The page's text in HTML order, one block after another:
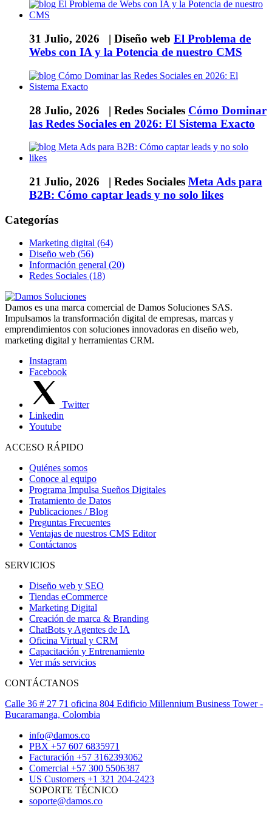
31 Julio, 2026 | Diseño web El Problema de
Webs con IA y la Potencia de nuestro CMS
28 Julio, 2026 | Redes Sociales Cómo Dominar
las Redes Sociales en 2026: El Sistema Exacto
21 Julio, 2026 | Redes Sociales Meta Ads para
B2B: Cómo captar leads y no solo likes
Categorías
Marketing digital (64)
Diseño web (56)
Información general (20)
Redes Sociales (18)
Damos es una marca comercial de Damos Soluciones SAS.
Impulsamos la transformación digital de empresas, marcas y
emprendimientos con soluciones innovadoras en diseño web,
marketing digital y herramientas CRM.
Instagram
Facebook
Twitter
Linkedin
Youtube
ACCESO RÁPIDO
Quiénes somos
Conoce al equipo
Programa Impulsa Sueños Digitales
Tratamiento de Datos
Publicaciones / Blog
Preguntas Frecuentes
Ventajas de nuestros CMS Editor
Contáctanos
SERVICIOS
Diseño web y SEO
Tiendas eCommerce
Marketing Digital
Creación de marca & Branding
ChatBots y Agentes de IA
Oficina Virtual y CRM
Capacitación y Entrenamiento
Ver más servicios
CONTÁCTANOS
Calle 36 # 27 71 oficina 804 Edificio Millennium Business Tower -
Bucaramanga, Colombia
info@damos.co
PBX +57 607 6835971
Facturación +57 3162393062
Comercial +57 300 5506387
US Customers +1 321 204-2423
SOPORTE TÉCNICO
soporte@damos.co